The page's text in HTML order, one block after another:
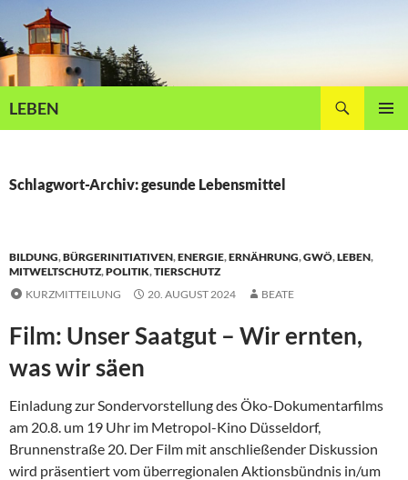
Inhalt
springen
LEBEN
Schlagwort-Archiv: gesunde Lebensmittel
BILDUNG,BÜRGERINITIATIVEN,ENERGIE,ERNÄHRUNG,GWÖ,LEBEN,
MITWELTSCHUTZ,POLITIK,TIERSCHUTZ
KURZMITTEILUNG
20. AUGUST 2024 BEATE
Film: Unser Saatgut – Wir ernten,
was wir säen
Einladung zur Sondervorstellung des Öko-Dokumentarfilms
am 20.8. um 19 Uhr im Metropol-Kino Düsseldorf,
Brunnenstraße 20. Der Film mit anschließender Diskussion
wird präsentiert vom überregionalen Aktionsbündnis in/um